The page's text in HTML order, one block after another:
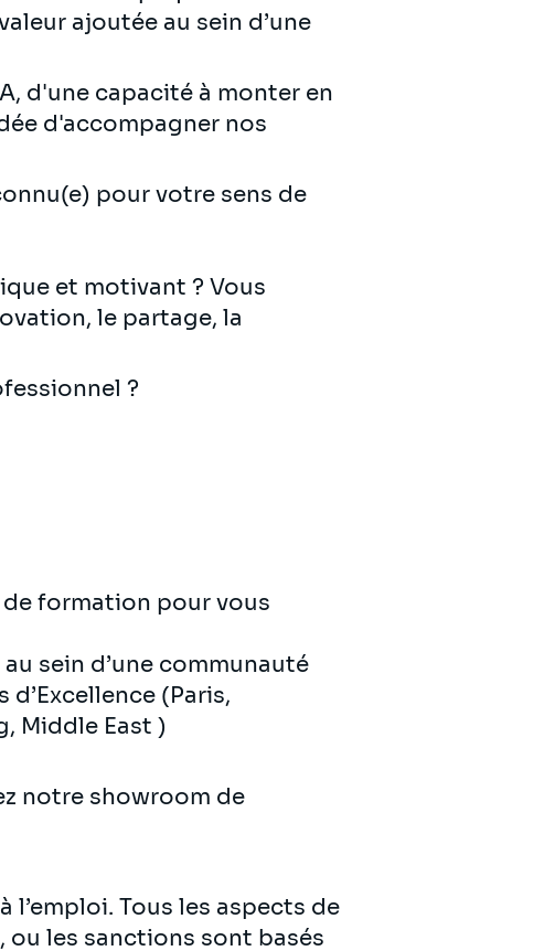
ajoutée au sein d’une
d'une capacité à monter en
d'accompagner nos
pour votre sens de
et motivant ? Vous
le partage, la
?
formation pour vous
au sein d’une communauté
(Paris,
Middle East )
notre showroom de
l’emploi. Tous les aspects de
ou les sanctions sont basés